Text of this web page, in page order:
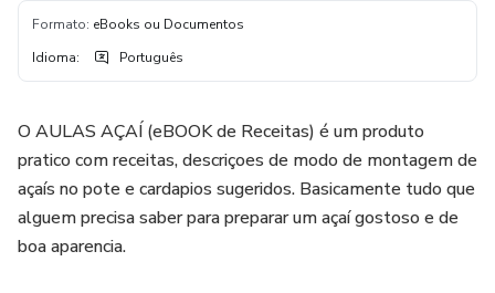
Formato: eBooks ou Documentos
Idioma: Português
O AULAS AÇAÍ (eBOOK de Receitas) é um produto
pratico com receitas, descriçoes de modo de montagem de
açaís no pote e cardapios sugeridos. Basicamente tudo que
alguem precisa saber para preparar um açaí gostoso e de
boa aparencia.